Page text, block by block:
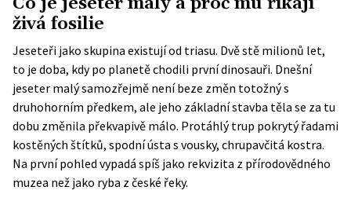
živá fosilie
Jeseteři jako skupina existují od triasu. Dvě stě milionů let,
to je doba, kdy po planetě chodili první dinosauři. Dnešní
jeseter malý samozřejmě není beze změn totožný s
druhohorním předkem, ale jeho základní stavba těla se za tu
dobu změnila překvapivě málo. Protáhlý trup pokrytý řadami
kostěných štítků, spodní ústa s vousky, chrupavčitá kostra.
Na první pohled vypadá spíš jako rekvizita z přírodovědného
muzea než jako ryba z české řeky.